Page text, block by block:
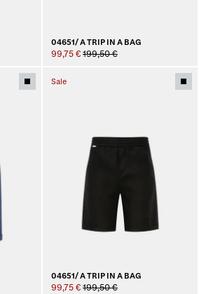
04651/ A TRIP IN A BAG
99,75 € 199,50 €
Sale
04651/ A TRIP IN A BAG
99,75 € 199,50 €